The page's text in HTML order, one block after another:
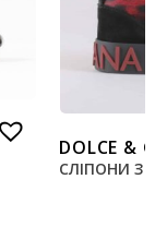
DOLCE &
СЛІПОНИ З